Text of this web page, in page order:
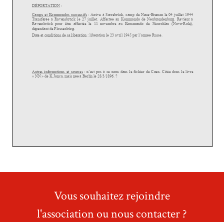
Vous souhaitez rejoindre
l'association ou nous contacter ?